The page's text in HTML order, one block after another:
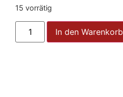
15 vorrätig
In den Warenkorb